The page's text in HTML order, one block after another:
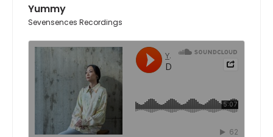
Yummy
Sevensences Recordings